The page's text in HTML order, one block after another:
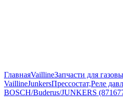
ГлавнаяVaillineЗапчасти для
VaillineJunkersПрессостат,Реле
BOSCH/Buderus/JUNKERS